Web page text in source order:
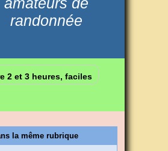
randonnée
2 et 3 heures, faciles
la même rubrique